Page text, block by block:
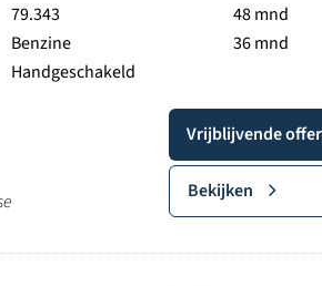
79.343
Benzine
Handgeschakeld
48 mnd
36 mnd
Vrijblijvende
Bekijken